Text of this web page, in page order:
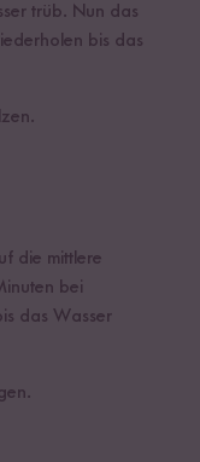
trüb. Nun das
bis das
die mittlere
bei
das Wasser